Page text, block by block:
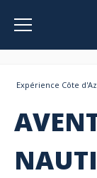
Panneau de
Expérience Côte